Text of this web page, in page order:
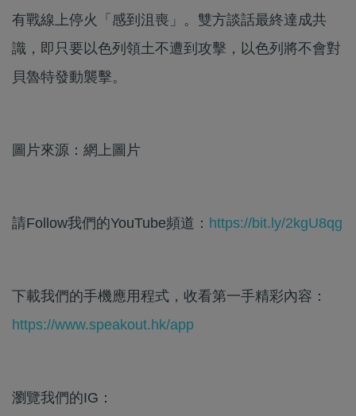
有戰線上停火「感到沮喪」。雙方談話最終達成共
識，即只要以色列領土不遭到攻擊，以色列將不會對
貝魯特發動襲擊。
圖片來源：網上圖片
請Follow我們的YouTube頻道： https://bit.ly/2kgU8qg
下載我們的手機應用程式，收看第一手精彩內容：
https://www.speakout.hk/app
瀏覽我們的IG：